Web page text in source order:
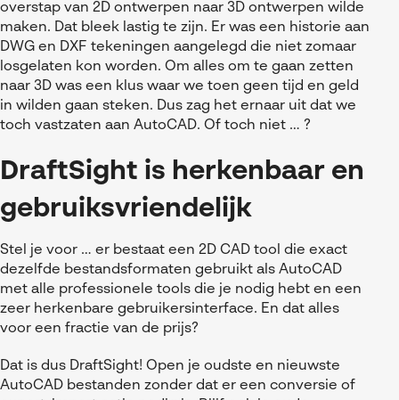
overstap van 2D ontwerpen naar 3D ontwerpen wilde
maken. Dat bleek lastig te zijn. Er was een historie aan
DWG en DXF tekeningen aangelegd die niet zomaar
losgelaten kon worden. Om alles om te gaan zetten
naar 3D was een klus waar we toen geen tijd en geld
in wilden gaan steken. Dus zag het ernaar uit dat we
toch vastzaten aan AutoCAD. Of toch niet … ?
DraftSight is herkenbaar en
gebruiksvriendelijk
Stel je voor … er bestaat een 2D CAD tool die exact
dezelfde bestandsformaten gebruikt als AutoCAD
met alle professionele tools die je nodig hebt en een
zeer herkenbare gebruikersinterface. En dat alles
voor een fractie van de prijs?
Dat is dus DraftSight! Open je oudste en nieuwste
AutoCAD bestanden zonder dat er een conversie of